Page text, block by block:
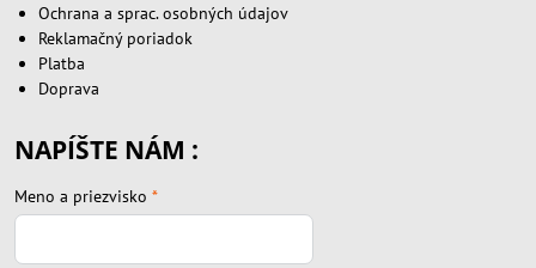
Ochrana a sprac. osobných údajov
Reklamačný poriadok
Platba
Doprava
NAPÍŠTE NÁM :
Meno a priezvisko *